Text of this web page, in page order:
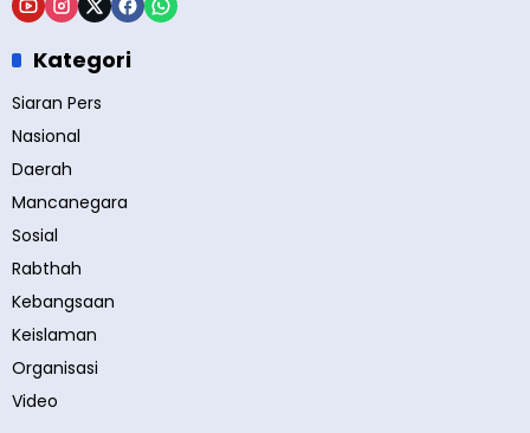
Kategori
Siaran Pers
Nasional
Daerah
Mancanegara
Sosial
Rabthah
Kebangsaan
Keislaman
Organisasi
Video